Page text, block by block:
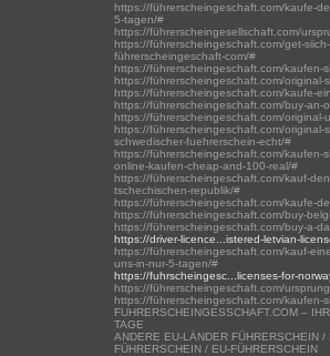
https://führerscheingeschaft.com/kaufe-
5-tagen/#
https://führerscheingesellschaft.com/
https://führerscheingeschaft.com/get-
führerscheingeschaft-com/#
https://führerscheingeschaft.com/kaufen-
https://führerscheingeschaft.com/original-
https://führerscheingeschaft.com/kaufe-
https://führerscheingeschaft.com/buy-an-
https://führerscheingeschaft.com/
https://führerscheingeschaft.com/
schwedischer-fuehrerschein-echt/#
https://führerscheingeschaft.com/kaufen-
online-kaufen-cheap-and-100-real/#
https://führerscheingeschaft.com/kauf-
tschechischen-republik/#
https://führerscheingeschaft.com/kaufe-
https://führerscheingeschaft.com/buy-
https://führerscheingeschaft.com/buy-a-
https://driver-licence...istered-letvian-
https://führerscheingeschaft.com/kauf-
uns-in-nur-5-tagen/#
https://fuhrscheingesc...licenses-for-
https://führerscheingeschaft.com/
https://führerscheingeschaft.com/kaufen-
FUHRERSCHEINGESSCHAFT.COM –
TAGE
ANDERE EU-LÄNDER FÜHRERSCHEIN
FÜHRERSCHEIN / EU-FÜHRERSCHEIN